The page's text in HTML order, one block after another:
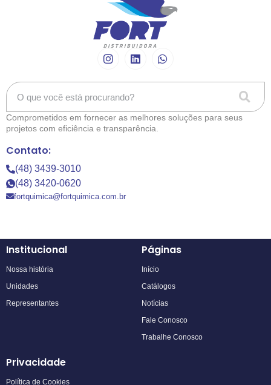
Comprometidos em fornecer as melhores soluções para seus
projetos com eficiência e transparência.
Contato:
(48) 3439-3010
(48) 3420-0620
fortquimica@fortquimica.com.br
Institucional
Nossa história
Unidades
Representantes
Páginas
Início
Catálogos
Notícias
Fale Conosco
Trabalhe Conosco
Privacidade
Política de Cookies